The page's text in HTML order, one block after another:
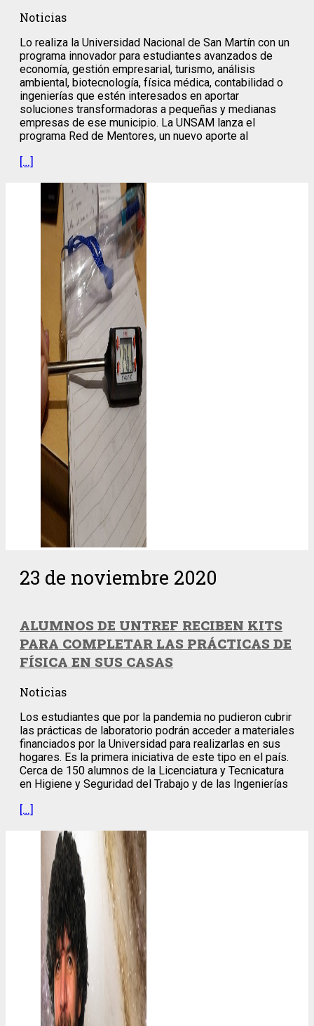
Noticias
Lo realiza la Universidad Nacional de San Martín con un
programa innovador para estudiantes avanzados de
economía, gestión empresarial, turismo, análisis
ambiental, biotecnología, física médica, contabilidad o
ingenierías que estén interesados en aportar
soluciones transformadoras a pequeñas y medianas
empresas de ese municipio. La UNSAM lanza el
programa Red de Mentores, un nuevo aporte al
[…]
23 de noviembre 2020
ALUMNOS DE UNTREF RECIBEN KITS
PARA COMPLETAR LAS PRÁCTICAS DE
FÍSICA EN SUS CASAS
Noticias
Los estudiantes que por la pandemia no pudieron cubrir
las prácticas de laboratorio podrán acceder a materiales
financiados por la Universidad para realizarlas en sus
hogares. Es la primera iniciativa de este tipo en el país.
Cerca de 150 alumnos de la Licenciatura y Tecnicatura
en Higiene y Seguridad del Trabajo y de las Ingenierías
[…]